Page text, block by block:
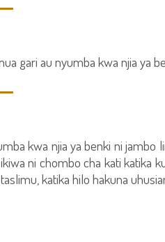
gari au nyumba kwa njia ya
kwa njia ya benki ni jambo
ni chombo cha kati katika
katika hilo hakuna